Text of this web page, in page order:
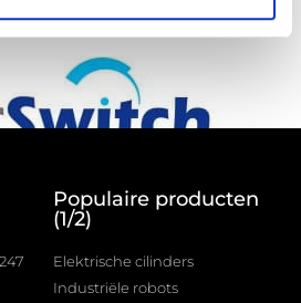
Populaire producten
(1/2)
Elektrische cilinders
Industriële robots